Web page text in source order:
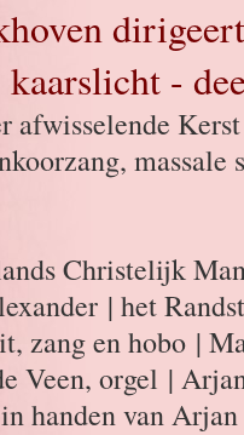
-
afwisselende
massale
Christelijk
| het
zang en hobo |
Veen, orgel |
handen van